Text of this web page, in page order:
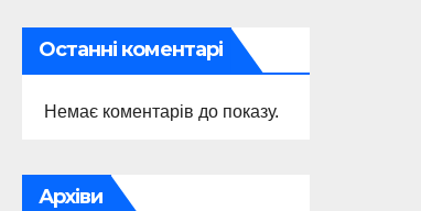
Останні коментарі
Немає коментарів до показу.
Архіви